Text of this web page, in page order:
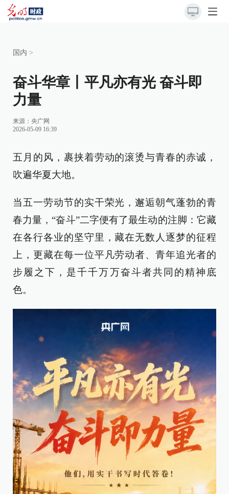
国内 >
奋斗华章丨平凡亦有光 奋斗即
力量
来源： 央广网
2026-05-09 16:39
五月的风，裹挟着劳动的滚烫与青春的赤诚，
吹遍华夏大地。
当五一劳动节的实干荣光，邂逅朝气蓬勃的青
春力量，“奋斗”二字便有了最生动的注脚：它藏
在各行各业的坚守里，藏在无数人逐梦的征程
上，更藏在每一位平凡劳动者、青年追光者的
步履之下，是千千万万奋斗者共同的精神底
色。